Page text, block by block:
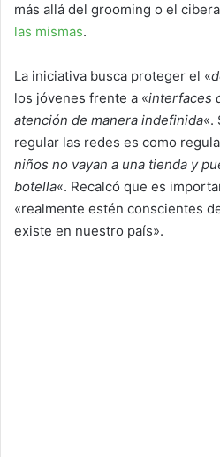
más allá del grooming o el
las mismas.
La iniciativa busca proteger el «
los jóvenes frente a «interfaces
atención de manera indefinida«.
regular las redes es como
niños no vayan a una tienda y
botella«. Recalcó que es
«realmente estén conscientes
existe en nuestro país».